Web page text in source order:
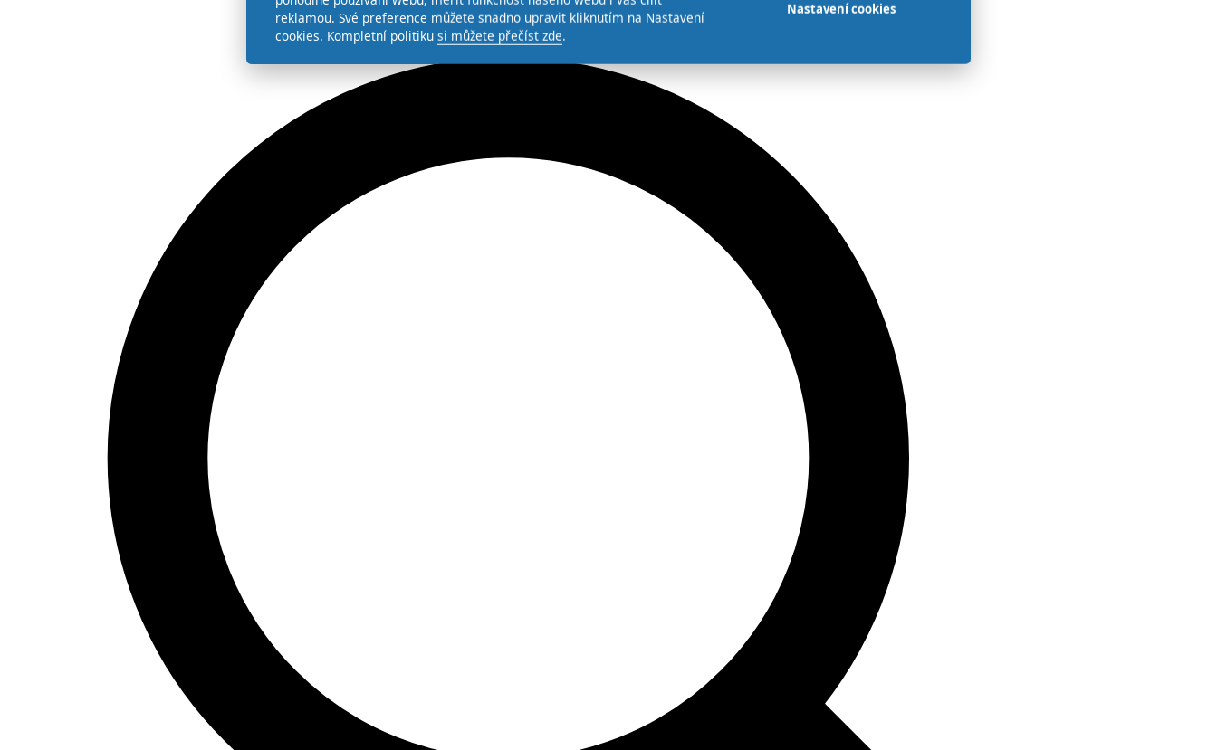
reklamou. Své preference můžete snadno upravit kliknutím na Nastavení
cookies. Kompletní politiku si můžete přečíst zde.
Nastavení cookies